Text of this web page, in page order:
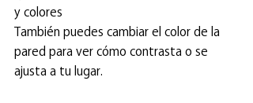
y colores
También puedes cambiar el color de la
pared para ver cómo contrasta o se
ajusta a tu lugar.